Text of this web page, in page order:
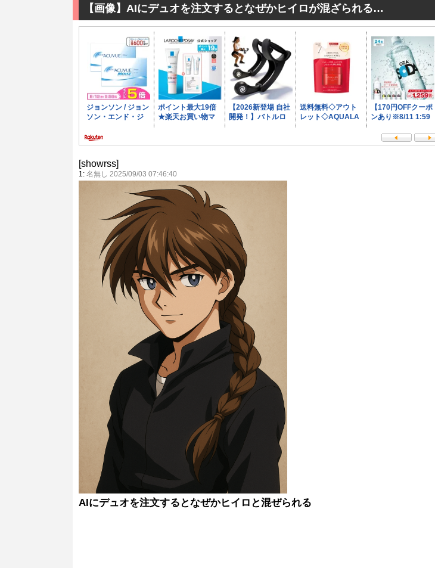
【画像】AIにデュオを注文するとなぜかヒイロが混ざられる…
[showrss]
1: 名無し 2025/09/03 07:46:40
AIにデュオを注文するとなぜかヒイロと混ぜられる